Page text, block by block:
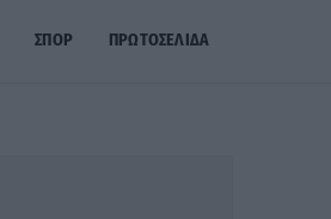
ΣΠΟΡ ΠΡΩΤΟΣΈΛΙΔΑ